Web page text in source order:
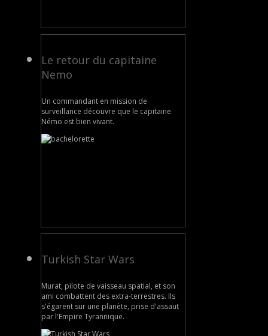
Le retour du capitaine
Nemo
Un commandant en mission de
surveillance découvre que le capitaine
Némo est bien vivant.
Turkish Star Wars
Murat, pilote de vaisseau spatial, et son
ami combattent des extra-terrestres. Ils
s'égarent sur une planète, prise d'assaut
par l'Empire Tyrannique.